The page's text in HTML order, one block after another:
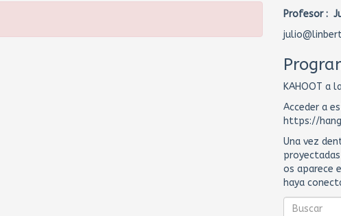
Profesor :
KAHOOT a
Acceder a
https://
Una vez
proyectadas
os aparece
haya